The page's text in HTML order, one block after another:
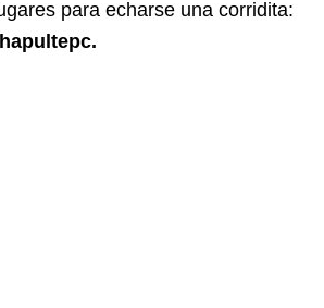
para echarse una corridita: